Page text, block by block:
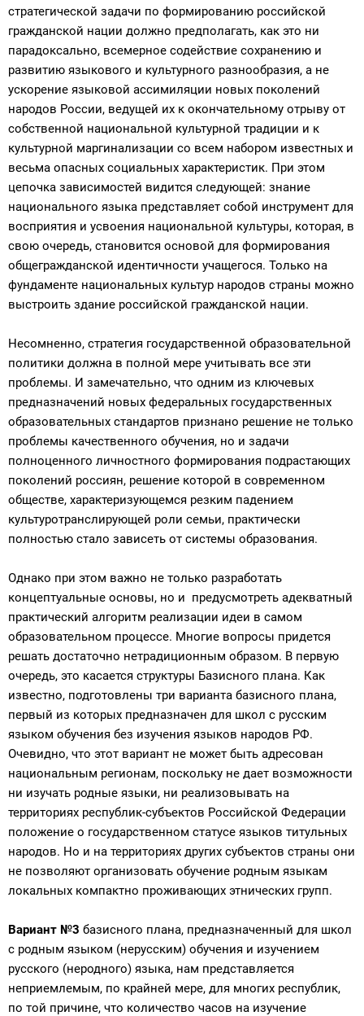
стратегической задачи по формированию российской
гражданской нации должно предполагать, как это ни
парадоксально, всемерное содействие сохранению и
развитию языкового и культурного разнообразия, а не
ускорение языковой ассимиляции новых поколений
народов России, ведущей их к окончательному отрыву от
собственной национальной культурной традиции и к
культурной маргинализации со всем набором известных и
весьма опасных социальных характеристик. При этом
цепочка зависимостей видится следующей: знание
национального языка представляет собой инструмент для
восприятия и усвоения национальной культуры, которая, в
свою очередь, становится основой для формирования
общегражданской идентичности учащегося. Только на
фундаменте национальных культур народов страны можно
выстроить здание российской гражданской нации.
Несомненно, стратегия государственной образовательной
политики должна в полной мере учитывать все эти
проблемы. И замечательно, что одним из ключевых
предназначений новых федеральных государственных
образовательных стандартов признано решение не только
проблемы качественного обучения, но и задачи
полноценного личностного формирования подрастающих
поколений россиян, решение которой в современном
обществе, характеризующемся резким падением
культуротранслирующей роли семьи, практически
полностью стало зависеть от системы образования.
Однако при этом важно не только разработать
концептуальные основы, но и предусмотреть адекватный
практический алгоритм реализации идеи в самом
образовательном процессе. Многие вопросы придется
решать достаточно нетрадиционным образом. В первую
очередь, это касается структуры Базисного плана. Как
известно, подготовлены три варианта базисного плана,
первый из которых предназначен для школ с русским
языком обучения без изучения языков народов РФ.
Очевидно, что этот вариант не может быть адресован
национальным регионам, поскольку не дает возможности
ни изучать родные языки, ни реализовывать на
территориях республик-субъектов Российской Федерации
положение о государственном статусе языков титульных
народов. Но и на территориях других субъектов страны они
не позволяют организовать обучение родным языкам
локальных компактно проживающих этнических групп.
Вариант №3 базисного плана, предназначенный для школ
с родным языком (нерусским) обучения и изучением
русского (неродного) языка, нам представляется
неприемлемым, по крайней мере, для многих республик,
по той причине, что количество часов на изучение